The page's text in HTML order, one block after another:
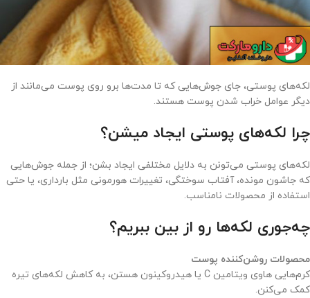
لکه‌های پوستی‌، جای جوش‌هایی که تا مدت‌ها برو روی پوست می‌مانند از
دیگر عوامل خراب شدن پوست هستند.
چرا لکه‌های پوستی ایجاد میشن؟
لکه‌های پوستی می‌تونن به دلایل مختلفی ایجاد بشن؛ از جمله جوش‌هایی
که جاشون مونده، آفتاب سوختگی، تغییرات هورمونی مثل بارداری، یا حتی
استفاده از محصولات نامناسب.
چه‌جوری لکه‌ها رو از بین ببریم؟
محصولات روشن‌کننده پوست
کرم‌هایی هاوی ویتامین C یا هیدروکینون هستن، به کاهش لکه‌های تیره
کمک می‌کنن.